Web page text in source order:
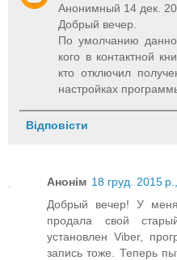
Анонимный 14 дек.
Добрый вечер.
По умолчанию
кого в контактной
кто отключил
настройках
Відповісти
Анонім 18 груд. 2015
Добрый вечер! У
продала свой
установлен Viber,
запись тоже. Теперь